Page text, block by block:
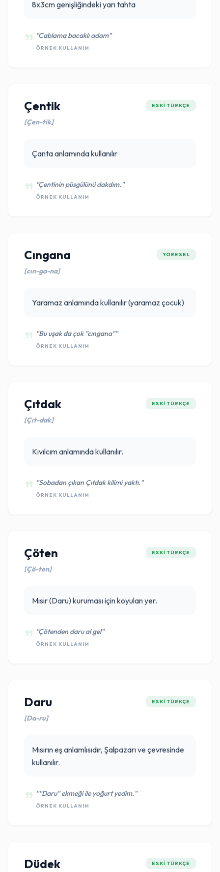
8x3cm genişliğindeki yarı tahta
"Cablama bacaklı adam"
ÖRNEK KULLANIM
Çentik
[Çen-tik]
ESKI TÜRKÇE
Çanta anlamında kullanılır
"Çentinin püsgülünü dakdım."
ÖRNEK KULLANIM
Cıngana
[cın-ga-na]
YÖRESEL
Yaramaz anlamında kullanılır (yaramaz çocuk)
"Bu uşak da çok "cıngana""
ÖRNEK KULLANIM
Çıtdak
[Çıt-dak]
ESKI TÜRKÇE
Kıvılcım anlamında kullanılır.
"Sobadan çıkan Çıtdak kilimi yaktı."
ÖRNEK KULLANIM
Çöten
[Çö-ten]
ESKI TÜRKÇE
Mısır (Daru) kuruması için koyulan yer.
"Çötenden daru al gel"
ÖRNEK KULLANIM
Daru
[Da-ru]
ESKI TÜRKÇE
Mısırın eş anlamlısıdır, Şalpazarı ve çevresinde
kullanılır.
""Daru" ekmeği ile yoğurt yedim."
ÖRNEK KULLANIM
Düdek ESKI TÜRKÇE